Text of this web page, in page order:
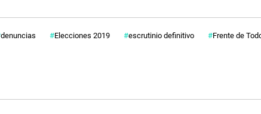
denuncias Elecciones 2019 escrutinio definitivo Frente de